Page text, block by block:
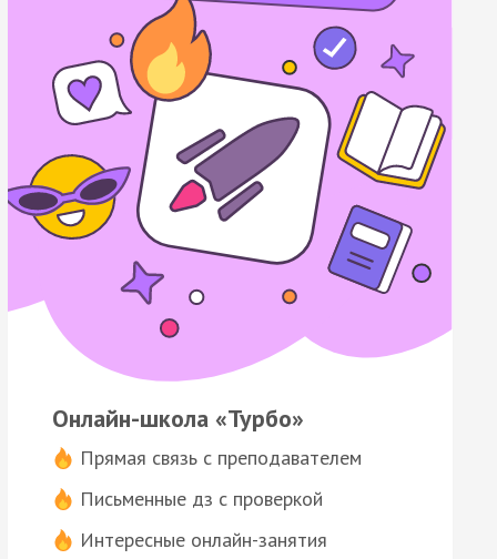
Онлайн-школа «Турбо»
Прямая связь с преподавателем
Письменные дз с проверкой
Интересные онлайн-занятия